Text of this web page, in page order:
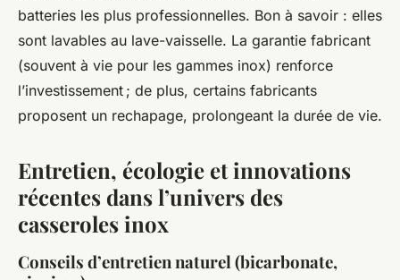
batteries les plus professionnelles. Bon à savoir : elles
sont lavables au lave-vaisselle. La garantie fabricant
(souvent à vie pour les gammes inox) renforce
l’investissement ; de plus, certains fabricants
proposent un rechapage, prolongeant la durée de vie.
Entretien, écologie et innovations
récentes dans l’univers des
casseroles inox
Conseils d’entretien naturel (bicarbonate,